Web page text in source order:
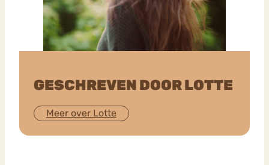
GESCHREVEN DOOR LOTTE
Meer over Lotte